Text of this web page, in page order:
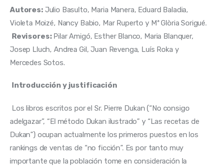
Autores: Julio Basulto, Maria Manera, Eduard Baladia,
Violeta Moizé, Nancy Babio, Mar Ruperto y Mª Glòria Sorigué.
Revisores: Pilar Amigó, Esther Blanco, Maria Blanquer,
Josep Lluch, Andrea Gil, Juan Revenga, Luís Roka y
Mercedes Sotos.
Introducción y justificación
Los libros escritos por el Sr. Pierre Dukan (“No consigo
adelgazar”, “El método Dukan ilustrado” y “Las recetas de
Dukan”) ocupan actualmente los primeros puestos en los
rankings de ventas de “no ficción”. Es por tanto muy
importante que la población tome en consideración la